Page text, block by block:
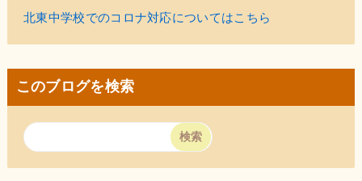
北東中学校でのコロナ対応についてはこちら
このブログを検索